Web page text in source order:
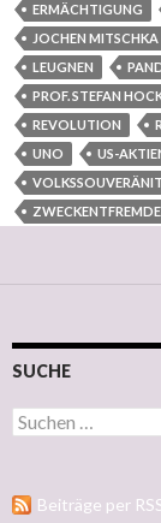
ERMÄCHTIGUNG
JOCHEN MITSCHKA
LEUGNEN
PROF. STEFAN
REVOLUTION
UNO
US-
SUCHE
Suchen nach:
Beiträge per